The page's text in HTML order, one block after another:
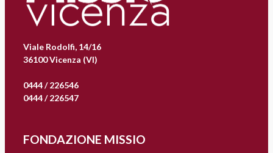
Viale Rodolfi, 14/16
36100 Vicenza (VI)
0444 / 226546
0444 / 226547
FONDAZIONE MISSIO